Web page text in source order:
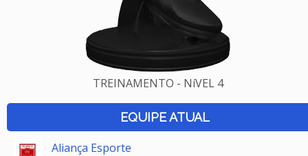
TREINAMENTO - NíVEL 4
EQUIPE ATUAL
Aliança Esporte